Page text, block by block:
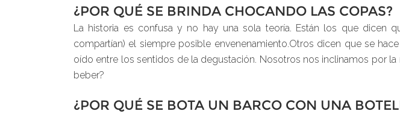
¿POR QUÉ SE BRINDA CHOCANDO LAS COPAS?
La historia es confusa y no hay una sola teoría. Están los que dicen
compartían) el siempre posible envenenamiento.Otros dicen que se
oído entre los sentidos de la degustación. Nosotros nos inclinamos por
beber?
¿POR QUÉ SE BOTA UN BARCO CON UNA